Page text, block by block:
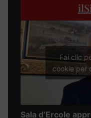
Fai clic
cookie per
Sala d’Ercole